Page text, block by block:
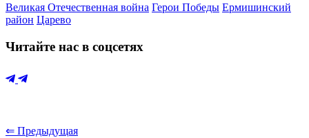
Великая Отечественная война Герои Победы Ермишинский
район Царево
Читайте нас в соцсетях
⇐ Предыдущая